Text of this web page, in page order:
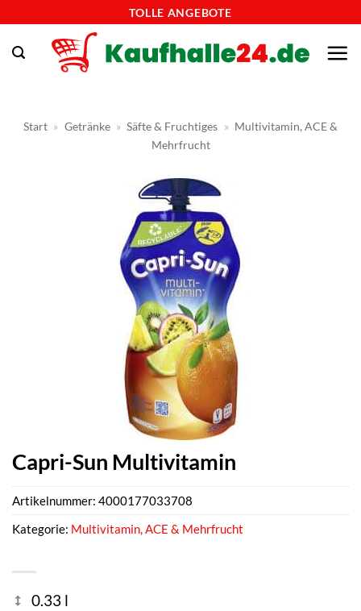
springen
TOLLE ANGEBOTE
Start » Getränke » Säfte & Fruchtiges » Multivitamin, ACE &
Mehrfrucht
Capri-Sun Multivitamin
0.33 l
Artikelnummer: 4000177033708
Kategorie: Multivitamin, ACE & Mehrfrucht